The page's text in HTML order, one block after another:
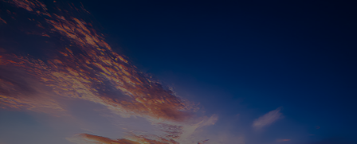
Para você
Para empresas
Para o mundo